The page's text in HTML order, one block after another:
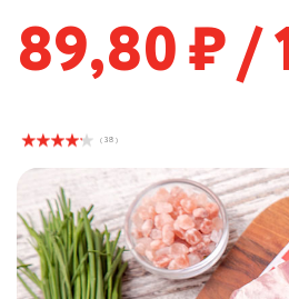
89,80 /
( 38 )